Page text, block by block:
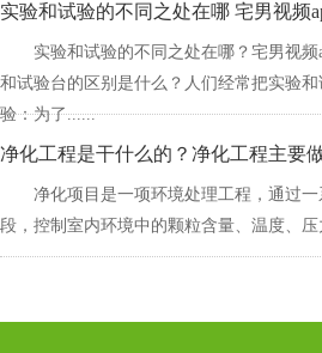
实验和试验的不同之处在哪 宅男视频
实验和试验的不同之处在哪？宅男视
和试验台的区别是什么？人们经常把实验和
验：为了......
净化工程是干什么的？净化工程主要
净化项目是一项环境处理工程，通过
段，控制室内环境中的颗粒含量、温度、压